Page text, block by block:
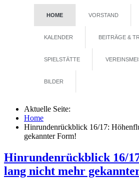
HOME VORSTAND
KALENDER BEITRÄGE &
SPIELSTÄTTE
BILDER
Aktuelle Seite:
Home
Hinrundenrückblick 16/17:
gekannter Form!
Hinrundenrückblick 16/
lang nicht mehr